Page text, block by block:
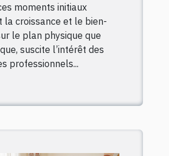
moments initiaux
la croissance et le bien-
le plan physique que
suscite l’intérêt des
professionnels...